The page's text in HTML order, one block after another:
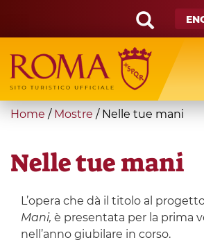
main
content
Search
form
Search
You
here
Home / Mostre / Nelle tue mani
Nelle tue mani
L’opera che dà il titolo al
Mani, è presentata per la prima
nell’anno giubilare in corso.